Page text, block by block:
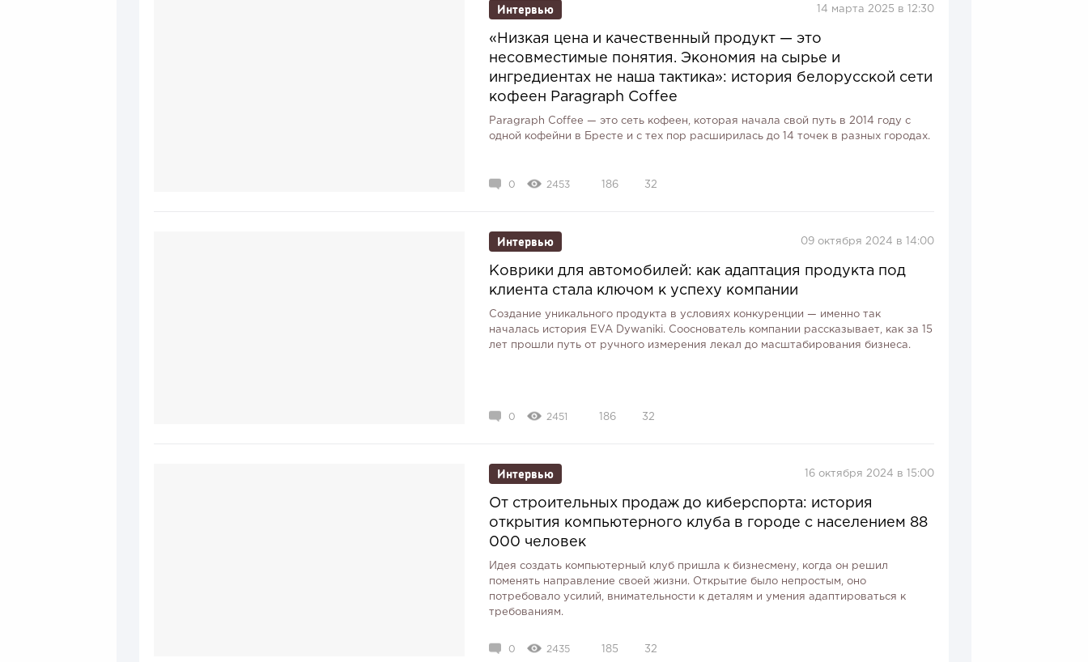
Интервью 14 марта 2025 в 12:30
«Низкая цена и качественный продукт — это
несовместимые понятия. Экономия на сырье и
ингредиентах не наша тактика»: история белорусской сети
кофеен Paragraph Coffee
Paragraph Coffee — это сеть кофеен, которая начала свой путь в 2014 году с
одной кофейни в Бресте и с тех пор расширилась до 14 точек в разных городах.
0 2453 186 32
Интервью 09 октября 2024 в 14:00
Коврики для автомобилей: как адаптация продукта под
клиента стала ключом к успеху компании
Создание уникального продукта в условиях конкуренции — именно так
началась история EVA Dywaniki. Сооснователь компании рассказывает, как за 15
лет прошли путь от ручного измерения лекал до масштабирования бизнеса.
0 2451 186 32
Интервью 16 октября 2024 в 15:00
От строительных продаж до киберспорта: история
открытия компьютерного клуба в городе с населением 88
000 человек
Идея создать компьютерный клуб пришла к бизнесмену, когда он решил
поменять направление своей жизни. Открытие было непростым, оно
потребовало усилий, внимательности к деталям и умения адаптироваться к
требованиям.
0 2435 185 32